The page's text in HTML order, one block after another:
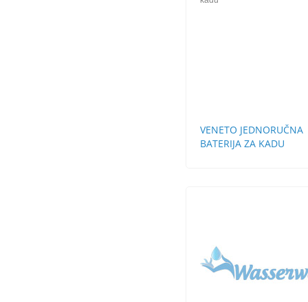
VENETO JEDNORUČNA
BATERIJA ZA KADU